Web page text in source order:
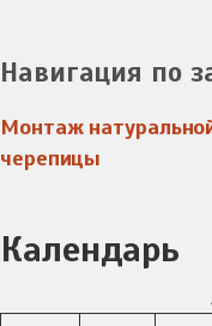
Навигация по
Монтаж
черепицы
Календарь